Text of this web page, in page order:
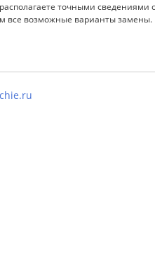
точными
все возможные варианты замены.